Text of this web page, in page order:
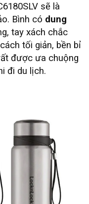
sẽ là
Bình có dung
tay xách chắc
tối giản, bền bỉ
được ưa chuộng
đi du lịch.